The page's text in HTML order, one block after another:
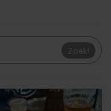
Zoek!